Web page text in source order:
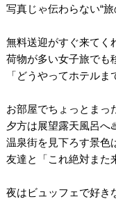
写真じゃ伝わらない“旅
無料送迎がすぐ来てく
荷物が多い女子旅でも
「どうやってホテル
お部屋でちょっとまっ
夕方は展望露天風呂へ
温泉街を見下ろす景色
友達と「これ絶対また
夜はビュッフェで好